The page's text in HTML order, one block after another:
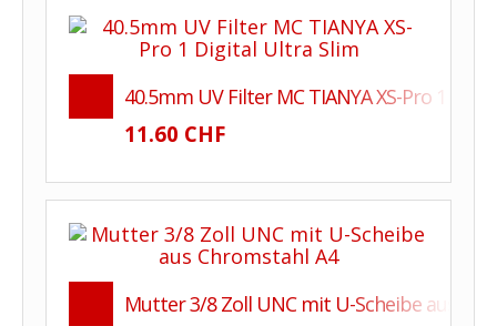
40.5mm UV Filter MC TIANYA XS-Pro 1
11.60 CHF
Mutter 3/8 Zoll UNC mit U-Scheibe aus